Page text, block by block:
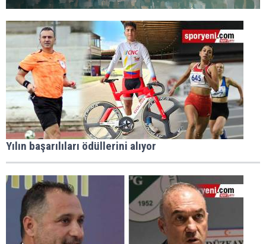
Yılın başarılıları ödüllerini alıyor